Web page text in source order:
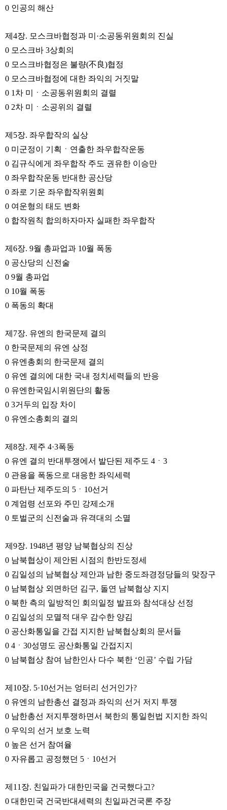
0 인공의 해산
제4장. 모스크바협정과 미·소공동위원회의 진실
0 모스크바 3상회의
0 모스크바협정은 불량(不良)협정
0 모스크바협정에 대한 좌익의 거짓말
0 1차 미ㆍ소공동위원회의 결렬
0 2차 미ㆍ소공위의 결렬
제5장. 좌우합작의 실상
0 미군정이 기획ㆍ연출한 좌우합작운동
0 김규식에게 좌우합작 주도 권유한 이승만
0 좌우합작운동 반대한 공산당
0 좌로 기운 좌우합작위원회
0 여운형의 태도 변화
0 합작원칙 합의하자마자 실패한 좌우합작
제6장. 9월 총파업과 10월 폭동
0 공산당의 신전술
0 9월 총파업
0 10월 폭동
0 폭동의 확대
제7장. 유엔의 한국문제 결의
0 한국문제의 유엔 상정
0 유엔총회의 한국문제 결의
0 유엔 결의에 대한 국내 정치세력들의 반응
0 유엔한국임시위원단의 활동
0 3거두의 입장 차이
0 유엔소총회의 결의
제8장. 제주 4·3폭동
0 유엔 결의 반대투쟁에서 발단된 제주도 4ㆍ3
0 관용을 폭동으로 대응한 좌익세력
0 파탄난 제주도의 5ㆍ10선거
0 계엄령 선포와 주민 강제소개
0 토벌군의 신전술과 유격대의 소멸
제9장. 1948년 평양 남북협상의 진상
0 남북협상이 제안된 시점의 한반도정세
0 김일성의 남북협상 제안과 남한 중도좌경정당들의 맞장구
0 남북협상 외면하던 김구, 돌연 남북협상 지지
0 북한 측의 일방적인 회의일정 발표와 참석대상 선정
0 김일성의 모멸적 대우 감수한 양김
0 공산화통일을 간접 지지한 남북협상회의 문서들
0 4ㆍ30성명도 공산화통일 간접지지
0 남북협상 참여 남한인사 다수 북한 ‘인공’ 수립 가담
제10장. 5·10선거는 엉터리 선거인가?
0 유엔의 남한총선 결정과 좌익의 선거 저지 투쟁
0 남한총선 저지투쟁하면서 북한의 통일헌법 지지한 좌익
0 우익의 선거 보호 노력
0 높은 선거 참여율
0 자유롭고 공정했던 5ㆍ10선거
제11장. 친일파가 대한민국을 건국했다고?
0 대한민국 건국반대세력의 친일파건국론 주장